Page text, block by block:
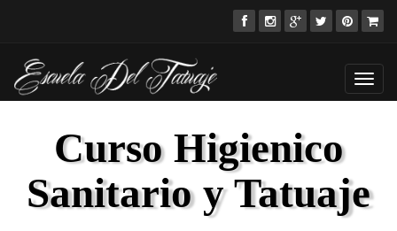
Curso Higienico
Sanitario y Tatuaje